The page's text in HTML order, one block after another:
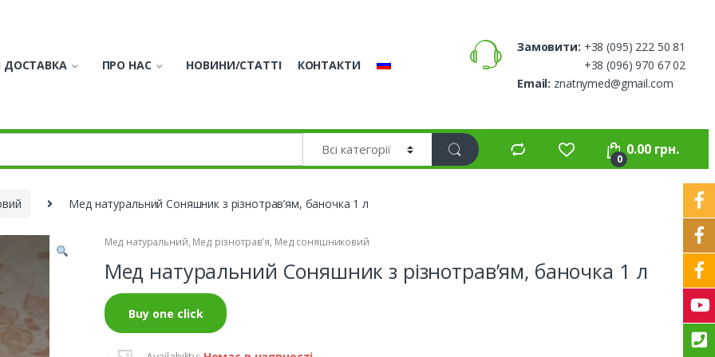
ДОСТАВКА ПРО НАС НОВИНИ/СТАТТІ КОНТАКТИ
Замовити: +38 (095) 222 50 81
+38 (096) 970 67 02
Email: znatnymed@gmail.com
0
0.00грн.
Мед натуральний Соняшник з різнотрав’ям, баночка 1 л
Мед натуральний, Мед різнотрав'я, Мед соняшниковий
Мед натуральний Соняшник з різнотрав’ям, баночка 1 л
Buy one click